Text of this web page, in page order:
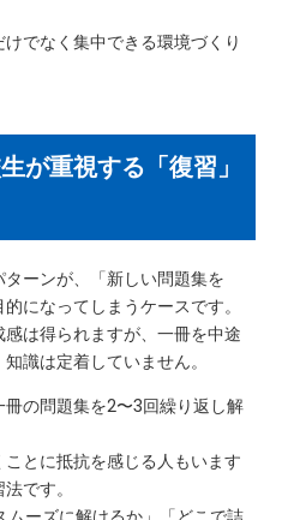
でなく集中できる環境づくり
が重視する「復習」
ーンが、「新しい問題集を
になってしまうケースです。
感は得られますが、一冊を中途
識は定着していません。
の問題集を2〜3回繰り返し解
とに抵抗を感じる人もいます
です。